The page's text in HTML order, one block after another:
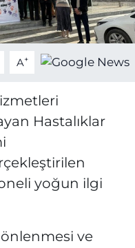
A+
Hastalıklar
yoğun ilgi
ve